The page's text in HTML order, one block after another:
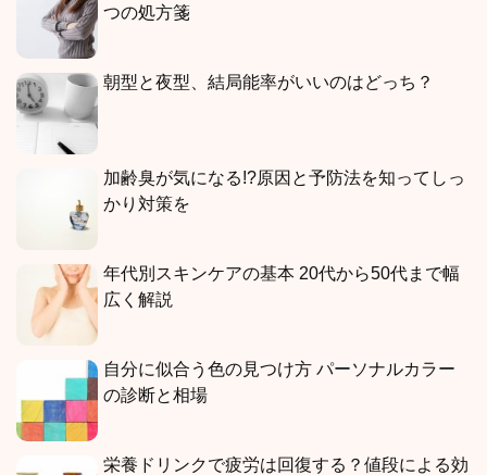
つの処方箋
朝型と夜型、結局能率がいいのはどっち？
加齢臭が気になる!?原因と予防法を知ってしっ
かり対策を
年代別スキンケアの基本 20代から50代まで幅
広く解説
自分に似合う色の見つけ方 パーソナルカラー
の診断と相場
栄養ドリンクで疲労は回復する？値段による効